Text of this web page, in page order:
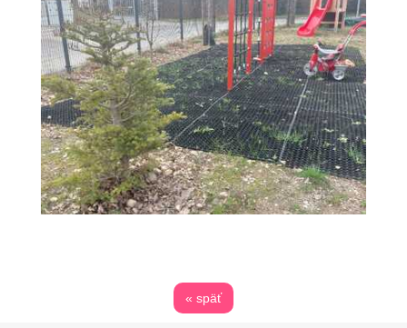
« späť